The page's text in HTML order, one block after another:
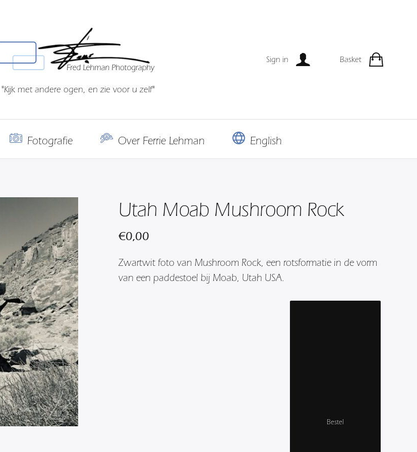
"Kijk met andere ogen, en zie voor u zelf"
Sign in Basket
Fotografie Over Ferrie Lehman English
Utah Moab Mushroom Rock
€0,00
Zwartwit foto van Mushroom Rock, een rotsformatie in de vorm
van een paddestoel bij Moab, Utah USA.
Bestel